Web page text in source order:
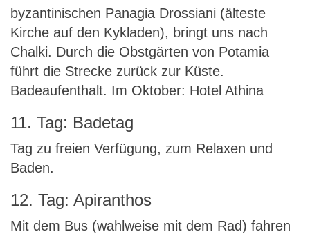
byzantinischen Panagia Drossiani (älteste
Kirche auf den Kykladen), bringt uns nach
Chalki. Durch die Obstgärten von Potamia
führt die Strecke zurück zur Küste.
Badeaufenthalt. Im Oktober: Hotel Athina
11. Tag: Badetag
Tag zu freien Verfügung, zum Relaxen und
Baden.
12. Tag: Apiranthos
Mit dem Bus (wahlweise mit dem Rad) fahren